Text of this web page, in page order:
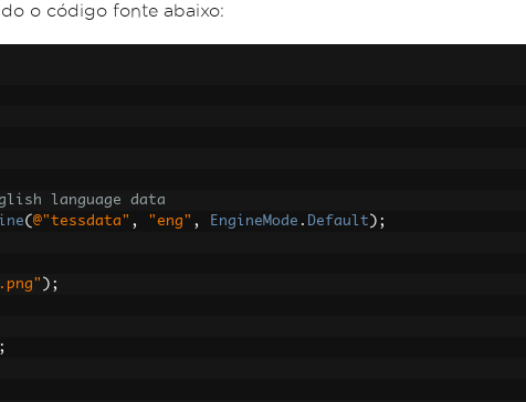
o código fonte abaixo:
language data
( @"tessdata" , "eng" , EngineMode . Default );
);